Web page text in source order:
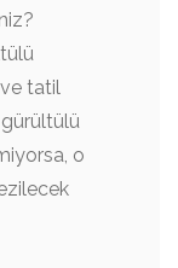
ve tatil
gürültülü
o